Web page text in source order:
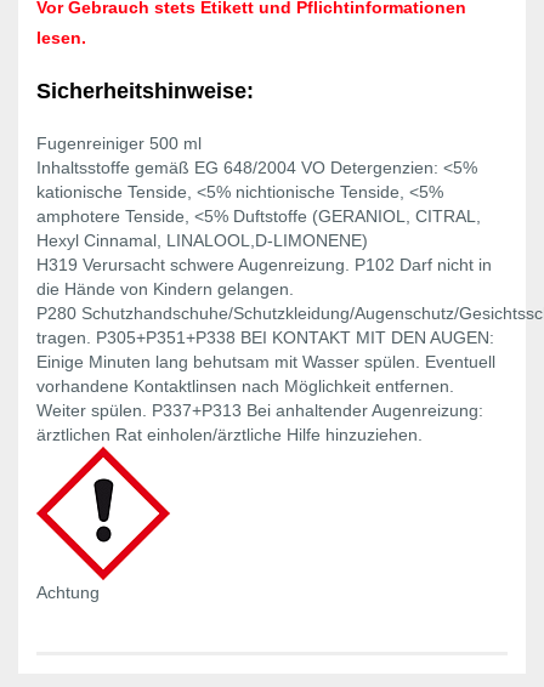
Vor Gebrauch stets Etikett und Pflichtinformationen
lesen.
Sicherheitshinweise:
Fugenreiniger 500 ml
Inhaltsstoffe gemäß EG 648/2004 VO Detergenzien: <5%
kationische Tenside, <5% nichtionische Tenside, <5%
amphotere Tenside, <5% Duftstoffe (GERANIOL, CITRAL,
Hexyl Cinnamal, LINALOOL,D-LIMONENE)
H319 Verursacht schwere Augenreizung. P102 Darf nicht in
die Hände von Kindern gelangen.
P280 Schutzhandschuhe/Schutzkleidung/Augenschutz/
tragen. P305+P351+P338 BEI KONTAKT MIT DEN AUGEN:
Einige Minuten lang behutsam mit Wasser spülen. Eventuell
vorhandene Kontaktlinsen nach Möglichkeit entfernen.
Weiter spülen. P337+P313 Bei anhaltender Augenreizung:
ärztlichen Rat einholen/ärztliche Hilfe hinzuziehen.
Achtung